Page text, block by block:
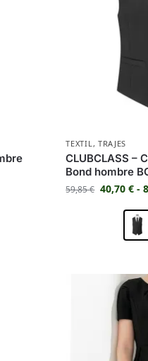
TEXTIL , TRAJES
CLUBCLASS –
Bond hombre
59,85€ 40,70€ -